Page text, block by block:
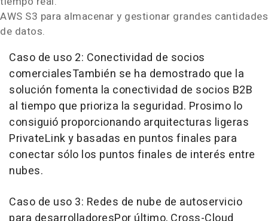
AWS S3 para almacenar y gestionar grandes cantidades
de datos.
Caso de uso 2: Conectividad de socios
comercialesTambién se ha demostrado que la
solución fomenta la conectividad de socios B2B
al tiempo que prioriza la seguridad. Prosimo lo
consiguió proporcionando arquitecturas ligeras
PrivateLink y basadas en puntos finales para
conectar sólo los puntos finales de interés entre
nubes.
Caso de uso 3: Redes de nube de autoservicio